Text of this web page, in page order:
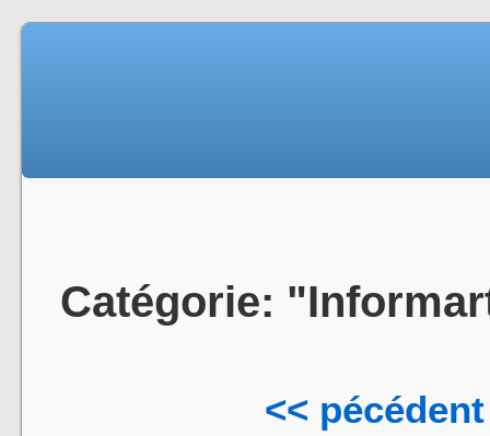
Catégorie:
<< pécédent